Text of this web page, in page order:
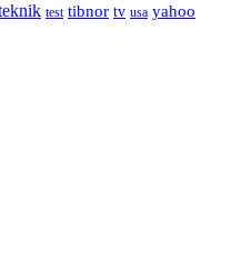
test tibnor tv usa yahoo